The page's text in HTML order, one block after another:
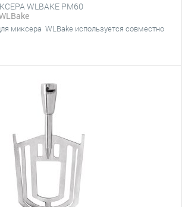
WLBAKE PM60
миксера WLBake используется совместно